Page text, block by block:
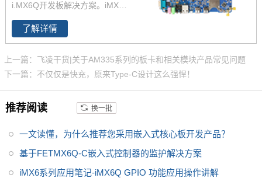
发板,飞思卡尔imx6提供者,imx6
系列产品现已畅销全国,欢迎咨询!
i.MX6Q开发板解决方案。iMX6Q
稳定、快速、性价比高，欢迎选
购 NXP iMX6系列芯片全支持，
了解详情
上一篇：飞凌干货|关于AM335系列的板卡和相关模块产品常见问题
下一篇：不仅仅是快充，原来Type-C设计这么强悍！
推荐阅读 换一批
一文读懂，为什么推荐您采用嵌入式核心板开发产品？
基于FETMX6Q-C嵌入式控制器的监护解决方案
iMX6系列应用笔记-iMX6Q GPIO 功能应用操作讲解